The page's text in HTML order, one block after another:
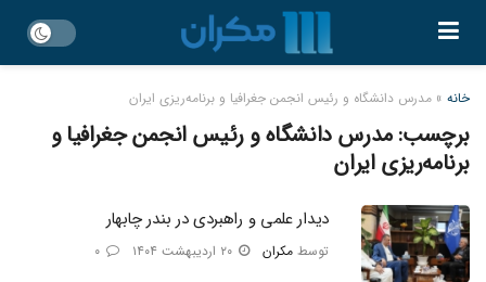
خانه » مدرس دانشگاه و رئیس انجمن جغرافیا و برنامه‌ریزی ایران
برچسب:مدرس دانشگاه و رئیس انجمن جغرافیا و
برنامه‌ریزی ایران
دیدار علمی و راهبردی در بندر چابهار
توسط مکران